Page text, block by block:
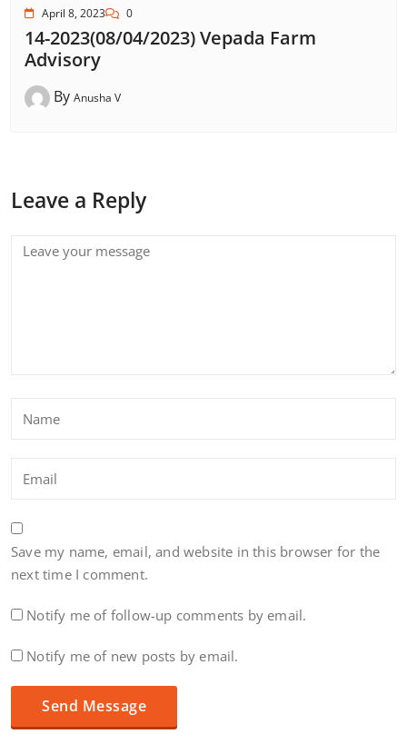
April 8, 2023 0
14-2023(08/04/2023) Vepada Farm
Advisory
By Anusha V
Leave a Reply
Save my name, email, and website in this browser for the
next time I comment.
Notify me of follow-up comments by email.
Notify me of new posts by email.